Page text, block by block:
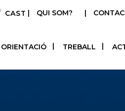
CASTELLANO
| QUI SOM? |
ORIENTACIÓ TREBALL